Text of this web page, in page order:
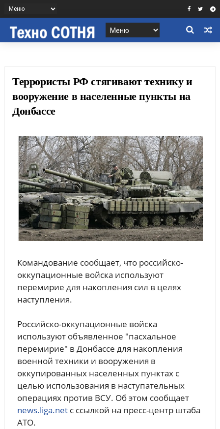
Террористы РФ стягивают технику и
вооружение в населенные пункты на
Донбассе
Командование сообщает, что российско-
оккупационные войска используют
перемирие для накопления сил в целях
наступления.
Российско-оккупационные войска
используют объявленное "пасхальное
перемирие" в Донбассе для накопления
военной техники и вооружения в
оккупированных населенных пунктах с
целью использования в наступательных
операциях против ВСУ. Об этом сообщает
news.liga.netс ссылкой на пресс-центр штаба
АТО.